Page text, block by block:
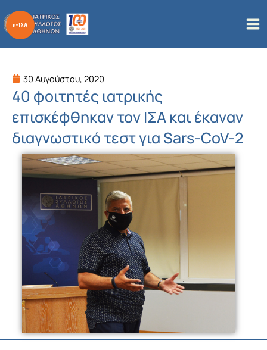
στο
περιεχόμενο
30 Αυγούστου, 2020
40 φοιτητές ιατρικής
επισκέφθηκαν τον ΙΣΑ και έκαναν
διαγνωστικό τεστ για Sars-CoV-2